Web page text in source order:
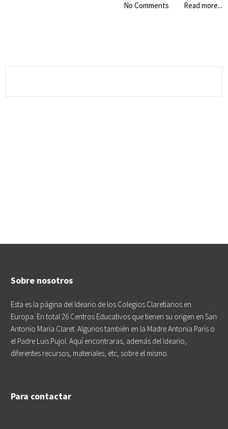
No Comments Read more...
Sobre nosotros
Esta es la página del Ideario de los Colegios Claretianos en
Europa. En total 26 Centros Educativos que tienen su origen en San
Antonio María Claret. Algunos también en la Madre Antonia París o
el Padre Luis Pujol. Aquí encontraras, además del Ideario,
diferentes recursos, materiales, etc, sobre el mismo.
Para contactar